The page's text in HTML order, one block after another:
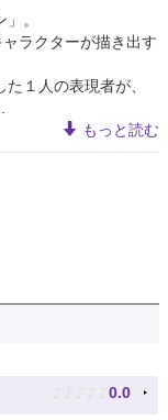
。
ラクターが描き出す
１人の表現者が、
もっと読む
♪ ♪ ♪ ♪ ♪ 0.0